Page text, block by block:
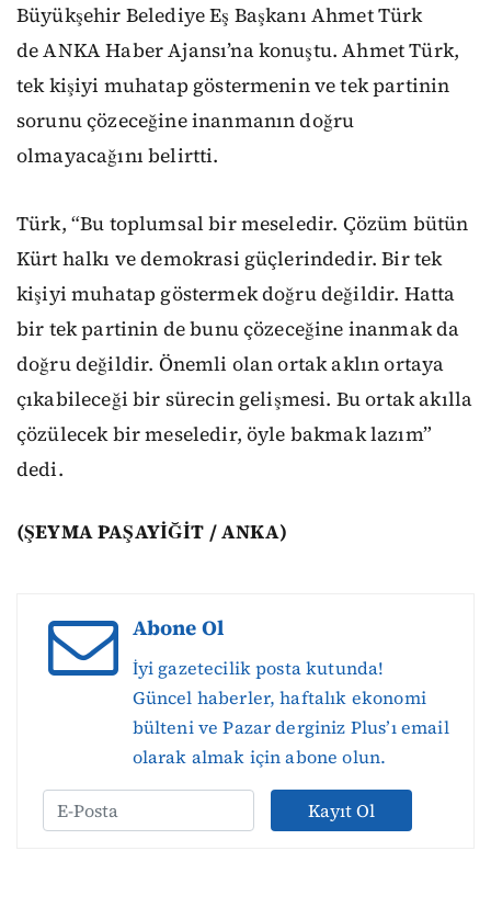
Büyükşehir Belediye Eş Başkanı Ahmet Türk
de ANKA Haber Ajansı’na konuştu. Ahmet Türk,
tek kişiyi muhatap göstermenin ve tek partinin
sorunu çözeceğine inanmanın doğru
olmayacağını belirtti.
Türk, “Bu toplumsal bir meseledir. Çözüm bütün
Kürt halkı ve demokrasi güçlerindedir. Bir tek
kişiyi muhatap göstermek doğru değildir. Hatta
bir tek partinin de bunu çözeceğine inanmak da
doğru değildir. Önemli olan ortak aklın ortaya
çıkabileceği bir sürecin gelişmesi. Bu ortak akılla
çözülecek bir meseledir, öyle bakmak lazım”
dedi.
(ŞEYMA PAŞAYİĞİT / ANKA)
Abone Ol
İyi gazetecilik posta kutunda!
Güncel haberler, haftalık ekonomi
bülteni ve Pazar derginiz Plus’ı email
olarak almak için abone olun.
Kayıt Ol